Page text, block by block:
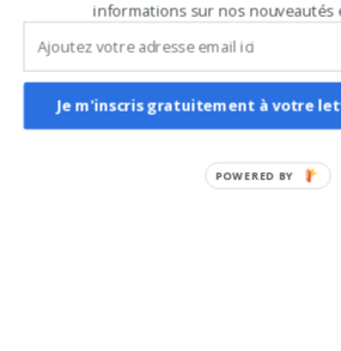
Ou contactez-nous
nous vous
votre choix de
Merci.
informations sur nos nouveautés
Je m'inscris gratuitement à votre